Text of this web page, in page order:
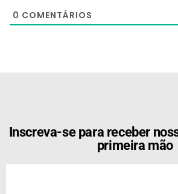
0 COMENTÁRIOS
Inscreva-se para receber
primeira mão